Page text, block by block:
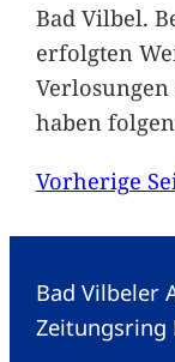
Bad Vilbel.
erfolgten
haben
Vorherige
Bad Vilbeler
Zeitungsring